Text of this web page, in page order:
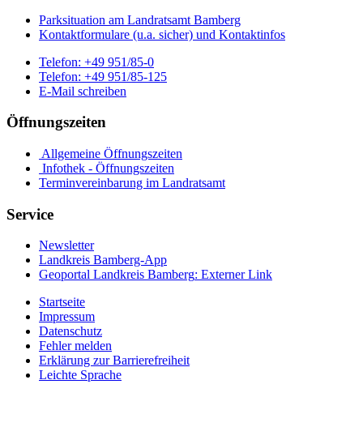
Parksituation am Landratsamt Bamberg
Kontaktformulare (u.a. sicher) und Kontaktinfos
Telefon: +49 951/85-0
Telefon: +49 951/85-125
E-Mail schreiben
Öffnungszeiten
Allgemeine Öffnungszeiten
Infothek - Öffnungszeiten
Terminvereinbarung im Landratsamt
Service
Newsletter
Landkreis Bamberg-App
Geoportal Landkreis Bamberg: Externer Link
Startseite
Impressum
Datenschutz
Fehler melden
Erklärung zur Barrierefreiheit
Leichte Sprache